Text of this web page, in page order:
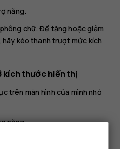
năng.
chữ. Để tăng hoặc giảm
kéo thanh trượt mức kích
kích thước hiển thị
trên màn hình của mình nhỏ
năng.
thị